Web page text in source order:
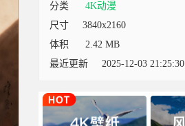
分类
4K动漫
尺寸
3840x2160
体积
2.42 MB
最近更新
2025-12-03 21:25:30